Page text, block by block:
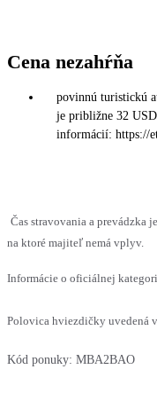
Cena nezahŕňa
povinnú turistickú
je približne 32
informácií: https://
Čas stravovania a prevádzka
na ktoré majiteľ nemá vplyv.
Informácie o oficiálnej
Polovica hviezdičky uvedená
Kód ponuky: MBA2BAO